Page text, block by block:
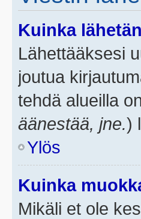
Kuinka
Lähettääksesi
joutua
tehdä alueilla
äänestää, jne.)
Ylös
Kuinka
Mikäli et ole